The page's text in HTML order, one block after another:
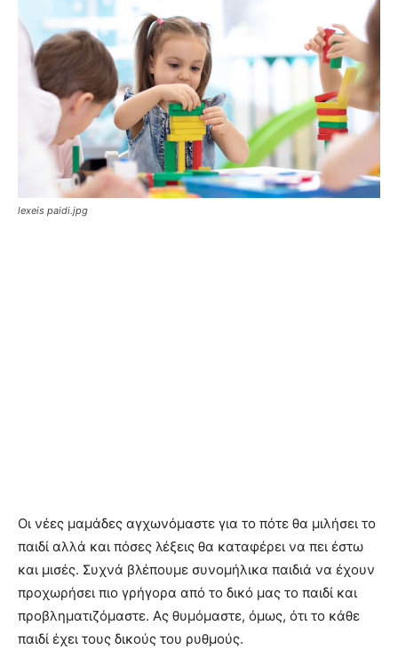
lexeis paidi.jpg
Οι νέες μαμάδες αγχωνόμαστε για το πότε θα μιλήσει το
παιδί αλλά και πόσες λέξεις θα καταφέρει να πει έστω
και μισές. Συχνά βλέπουμε συνομήλικα παιδιά να έχουν
προχωρήσει πιο γρήγορα από το δικό μας το παιδί και
προβληματιζόμαστε. Ας θυμόμαστε, όμως, ότι το κάθε
παιδί έχει τους δικούς του ρυθμούς.